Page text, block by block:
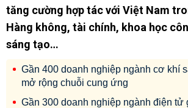
tăng cường hợp tác với Việt Nam
Hàng không, tài chính, khoa học
sáng tạo…
Gần 400 doanh nghiệp ngành cơ khí
mở rộng chuỗi cung ứng
Gần 300 doanh nghiệp ngành điện tử